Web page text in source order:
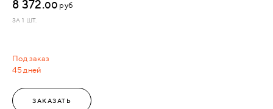
Под заказ
45 дней
8 372.00 руб
ЗА 1 ШТ.
ЗАКАЗАТЬ